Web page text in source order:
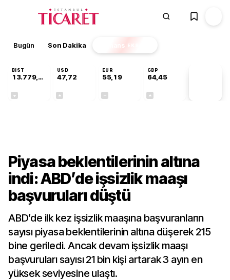
Bugün Son Dakika Finans EKSTRA
BIST
13.779,39
USD
47,72
EUR
55,19
GBP
64,45
Piyasa beklentilerinin altına
indi: ABD’de işsizlik maaşı
başvuruları düştü
ABD’de ilk kez işsizlik maaşına başvuranların
sayısı piyasa beklentilerinin altına düşerek 215
bine geriledi. Ancak devam işsizlik maaşı
başvuruları sayısı 21 bin kişi artarak 3 ayın en
yüksek seviyesine ulaştı.